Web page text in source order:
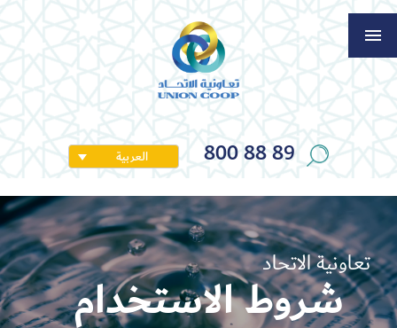
800 88 89 العربية
تعاونية الاتحاد
شروط الاستخدام